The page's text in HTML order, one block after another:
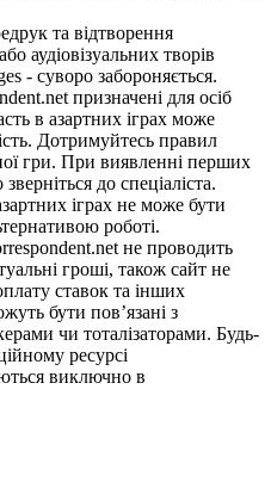
та відтворення
аудіовізуальних творів
- суворо забороняється.
призначені для осіб
в азартних іграх може
Дотримуйтесь правил
гри. При виявленні перших
до спеціаліста.
іграх не може бути
роботі.
не проводить
гроші, також сайт не
ставок та інших
бути пов’язані з
чи тоталізаторами. Будь-
ресурсі
виключно в